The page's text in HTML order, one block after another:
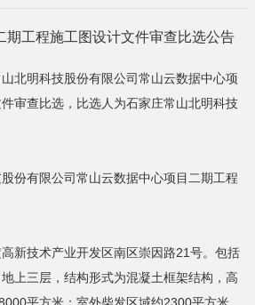
期工程施工图设计文件审查比选公告
北明科技股份有限公司常山云数据中心项
审查比选，比选人为石家庄常山北明科技
份有限公司常山云数据中心项目二期工程
新技术产业开发区南区崇因路21号。包括
上三层，结构形式为混凝土框架结构，高